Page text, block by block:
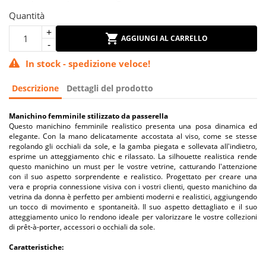
Quantità
AGGIUNGI AL CARRELLO
In stock - spedizione veloce!
Descrizione Dettagli del prodotto
Manichino femminile stilizzato da passerella
Questo manichino femminile realistico presenta una posa dinamica ed
elegante. Con la mano delicatamente accostata al viso, come se stesse
regolando gli occhiali da sole, e la gamba piegata e sollevata all'indietro,
esprime un atteggiamento chic e rilassato. La silhouette realistica rende
questo manichino un must per le vostre vetrine, catturando l'attenzione
con il suo aspetto sorprendente e realistico. Progettato per creare una
vera e propria connessione visiva con i vostri clienti, questo manichino da
vetrina da donna è perfetto per ambienti moderni e realistici, aggiungendo
un tocco di movimento e spontaneità. Il suo aspetto dettagliato e il suo
atteggiamento unico lo rendono ideale per valorizzare le vostre collezioni
di prêt-à-porter, accessori o occhiali da sole.
Caratteristiche: